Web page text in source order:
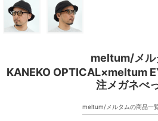
meltum/メル
KANEKO OPTICAL×meltum
注メガネべ
meltum/メルタムの商品一